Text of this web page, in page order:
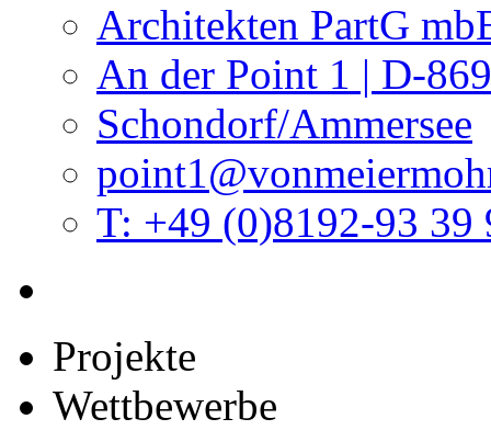
Architekten PartG
An der Point 1 | D-
Schondorf/Ammersee
T: +49 (0)8192-93 39
Projekte
Wettbewerbe